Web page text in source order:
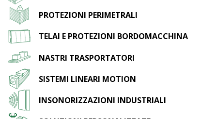
News
Lavora con noi
PROTEZIONI PERIMETRALI
TELAI E PROTEZIONI BORDOMACCHINA
NASTRI TRASPORTATORI
SISTEMI LINEARI MOTION
INSONORIZZAZIONI INDUSTRIALI